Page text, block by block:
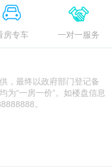
房专车 一对一服务
，最终以政府部门登记备
为“一房一价”。如楼盘信息
。